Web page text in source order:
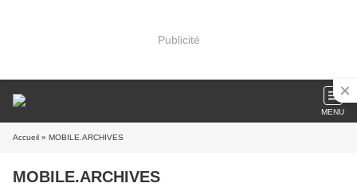
Publicité
MENU
Accueil » MOBILE.ARCHIVES
MOBILE.ARCHIVES